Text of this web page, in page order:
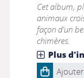
Cet album,
animaux
façon d'un
chimères.
Plus